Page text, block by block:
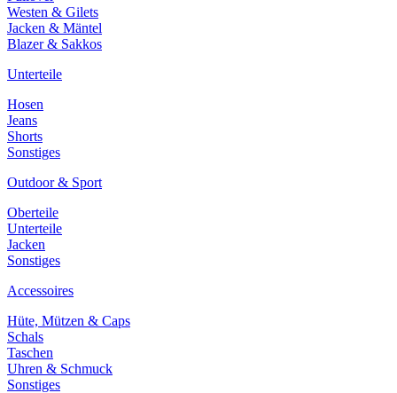
Westen & Gilets
Jacken & Mäntel
Blazer & Sakkos
Unterteile
Hosen
Jeans
Shorts
Sonstiges
Outdoor & Sport
Oberteile
Unterteile
Jacken
Sonstiges
Accessoires
Hüte, Mützen & Caps
Schals
Taschen
Uhren & Schmuck
Sonstiges